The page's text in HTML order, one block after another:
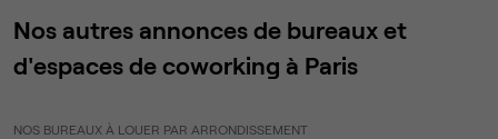
Nos autres annonces de bureaux et
d'espaces de coworking à Paris
NOS BUREAUX À LOUER PAR ARRONDISSEMENT